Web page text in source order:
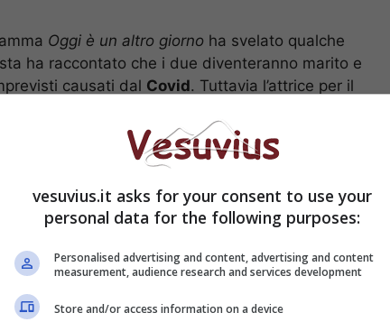
Oggi è un altro giorno ha svelato qualche
ha raccontato che i due diventeranno marito e
causati dal Covid. Tuttavia l’attrice per il
sulla location e la data precisa, ha
sul mare e sarà in
stile americano
requisiti e come fare domanda
Brignano svela delle
relazione
vesuvius.it asks for your consent to use your
personal data for the following purposes:
Personalised advertising and content, advertising and content
measurement, audience research and services development
Store and/or access information on a device